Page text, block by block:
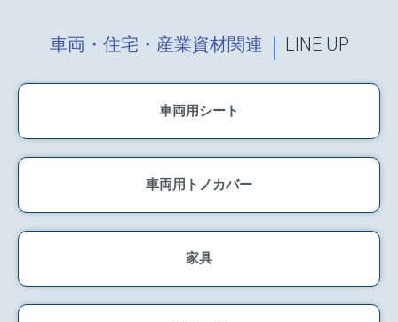
車両・住宅・産業資材関連 ｜ LINE UP
車両用シート
車両用トノカバー
家具